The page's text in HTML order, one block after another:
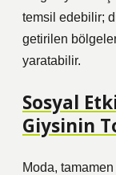
temsil edebilir;
getirilen
yaratabilir.
Sosyal
Giysinin
Moda,